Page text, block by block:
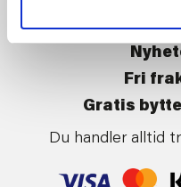
Fri
Gratis
Du handler alltid